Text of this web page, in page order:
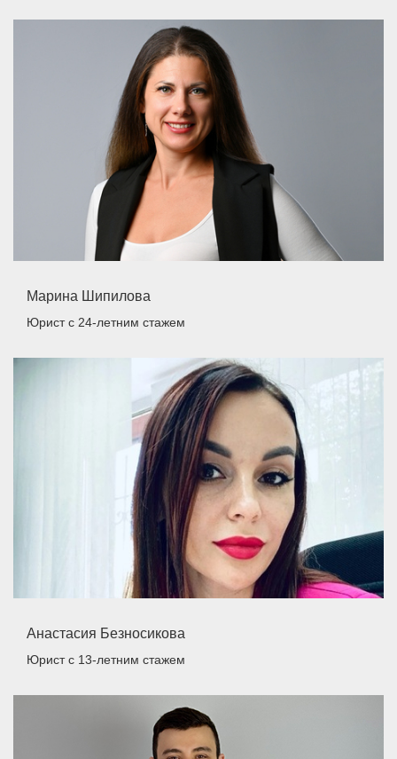
Марина Шипилова
Юристс 24-летним стажем
Анастасия Безносикова
Юристс 13-летним стажем